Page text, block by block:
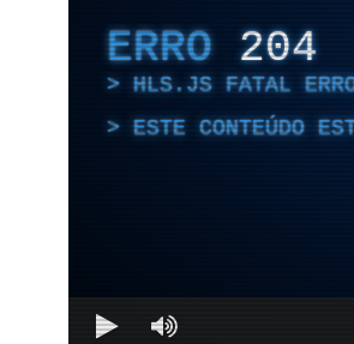
ERRO 204
HLS.JS FATAL
ESTE CONTEÚDO